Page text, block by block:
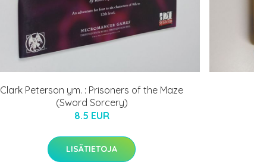
Clark Peterson ym. : Prisoners of the Maze
(Sword Sorcery)
8.5 EUR
LISÄTIETOJA